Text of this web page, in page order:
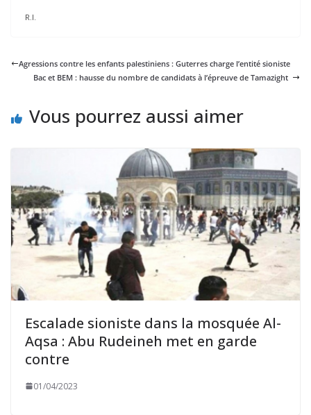
R.I.
Agressions contre les enfants palestiniens : Guterres charge l’entité sioniste
Bac et BEM : hausse du nombre de candidats à l’épreuve de Tamazight
Vous pourrez aussi aimer
Escalade sioniste dans la mosquée Al-
Aqsa : Abu Rudeineh met en garde
contre
01/04/2023